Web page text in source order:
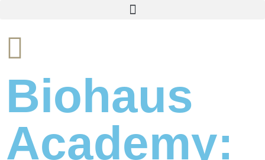
Biohaus
Academy: